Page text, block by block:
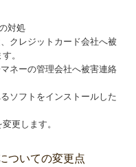
対処
クレジットカード会社へ被
。
ネーの管理会社へ被害連絡
ソフトをインストールした
更します。
ついての変更点